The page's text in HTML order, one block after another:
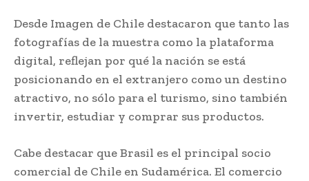
Desde Imagen de Chile destacaron que tanto las
fotografías de la muestra como la plataforma
digital, reflejan por qué la nación se está
posicionando en el extranjero como un destino
atractivo, no sólo para el turismo, sino también
invertir, estudiar y comprar sus productos.
Cabe destacar que Brasil es el principal socio
comercial de Chile en Sudamérica. El comercio